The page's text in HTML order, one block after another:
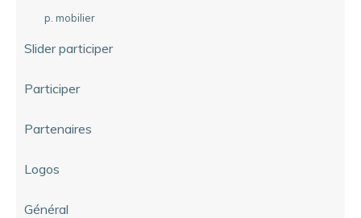
p. mobilier
Slider participer
Participer
Partenaires
Logos
Général